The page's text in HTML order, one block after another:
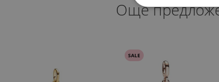
Още
SALE